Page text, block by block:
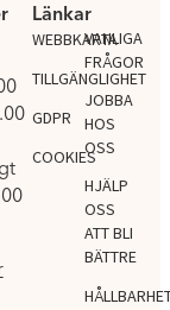
Länkar
WEBBKARTA
TILLGÄNGLIGHET
GDPR
COOKIES
.
VANLIGA
FRÅGOR
JOBBA
HOS
OSS
HJÄLP
OSS
ATT BLI
BÄTTRE